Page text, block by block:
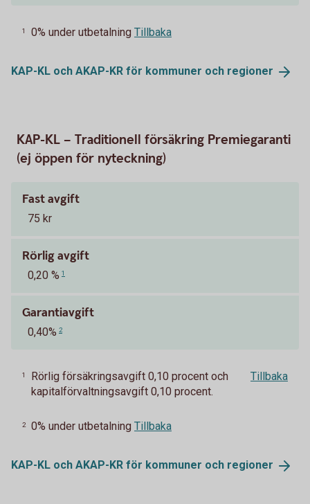
1 0% under utbetalning Tillbaka
KAP-KL och AKAP-KR för kommuner och regioner
KAP-KL – Traditionell försäkring Premiegaranti
(ej öppen för nyteckning)
Fast avgift
75 kr
Rörlig avgift
0,20 % 1
Garantiavgift
0,40% 2
1
Rörlig försäkringsavgift 0,10 procent och
kapitalförvaltningsavgift 0,10 procent.
Tillbaka
2 0% under utbetalning Tillbaka
KAP-KL och AKAP-KR för kommuner och regioner